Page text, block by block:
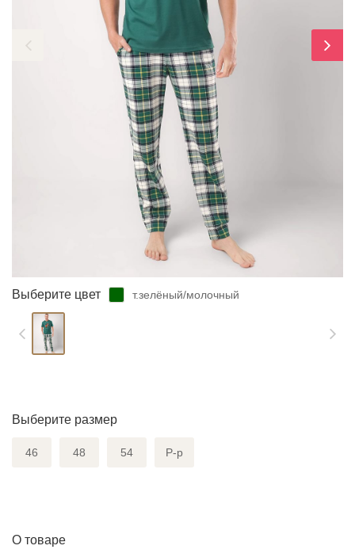
Выберите цвет т.зелёный/молочный
Выберите размер
46 48 54 Р-р
О товаре